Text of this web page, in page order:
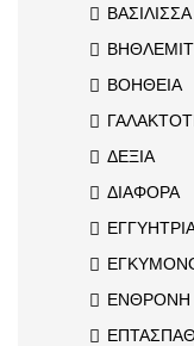
ΒΑΣΙΛΙΣΣΑ
ΒΟΗΘΕΙΑ
ΔΕΞΙΑ
ΔΙΑΦΟΡΑ
ΕΝΘΡΟΝΗ